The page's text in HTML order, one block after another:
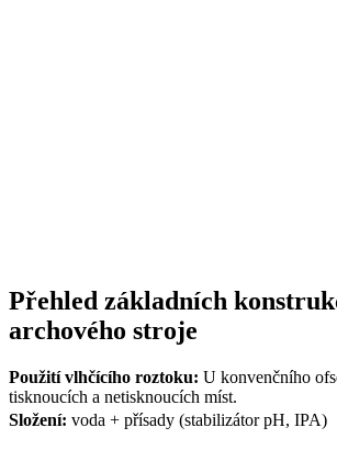
Přehled základních
archového stroje
Použití vlhčícího roztoku: U konvenčního
tisknoucích a netisknoucích míst.
Složení: voda + přísady (stabilizátor pH, IPA)